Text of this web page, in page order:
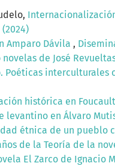
Amparo Dávila ,
de José
Poéticas interculturales
histórica en Foucault
levantino en Álvaro
étnica de un pueblo
de la Teoría de la
El Zarco de Ignacio